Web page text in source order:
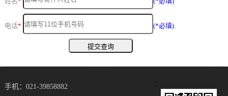
电话* (*必填)
：
手机：021-39858882